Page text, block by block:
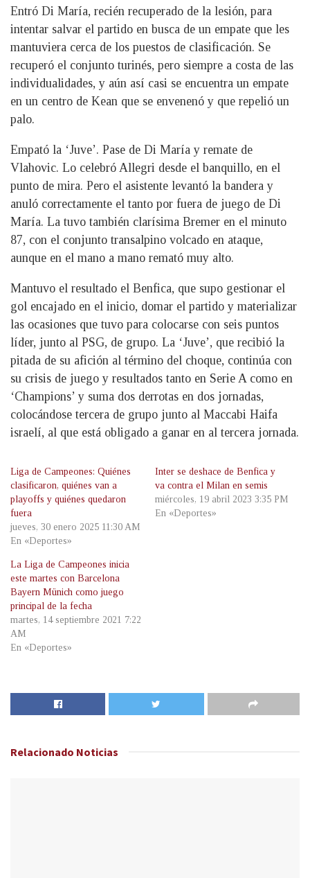
Entró Di María, recién recuperado de la lesión, para
intentar salvar el partido en busca de un empate que les
mantuviera cerca de los puestos de clasificación. Se
recuperó el conjunto turinés, pero siempre a costa de las
individualidades, y aún así casi se encuentra un empate
en un centro de Kean que se envenenó y que repelió un
palo.
Empató la ‘Juve’. Pase de Di María y remate de
Vlahovic. Lo celebró Allegri desde el banquillo, en el
punto de mira. Pero el asistente levantó la bandera y
anuló correctamente el tanto por fuera de juego de Di
María. La tuvo también clarísima Bremer en el minuto
87, con el conjunto transalpino volcado en ataque,
aunque en el mano a mano remató muy alto.
Mantuvo el resultado el Benfica, que supo gestionar el
gol encajado en el inicio, domar el partido y materializar
las ocasiones que tuvo para colocarse con seis puntos
líder, junto al PSG, de grupo. La ‘Juve’, que recibió la
pitada de su afición al término del choque, continúa con
su crisis de juego y resultados tanto en Serie A como en
‘Champions’ y suma dos derrotas en dos jornadas,
colocándose tercera de grupo junto al Maccabi Haifa
israelí, al que está obligado a ganar en al tercera jornada.
Liga de Campeones: Quiénes
clasificaron, quiénes van a
playoffs y quiénes quedaron
fuera
jueves, 30 enero 2025 11:30 AM
En «Deportes»
Inter se deshace de Benfica y
va contra el Milan en semis
miércoles, 19 abril 2023 3:35 PM
En «Deportes»
La Liga de Campeones inicia
este martes con Barcelona
Bayern Münich como juego
principal de la fecha
martes, 14 septiembre 2021 7:22
AM
En «Deportes»
Relacionado Noticias